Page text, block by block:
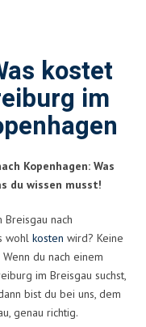
kostet
im
Kopenhagen: Was
du wissen musst!
nach
wohl kosten wird? Keine
du nach einem
im Breisgau suchst,
bist du bei uns, dem
genau richtig.